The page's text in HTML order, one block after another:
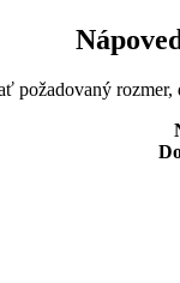
požadovaný